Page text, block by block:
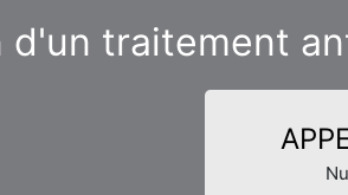
d'un traitement